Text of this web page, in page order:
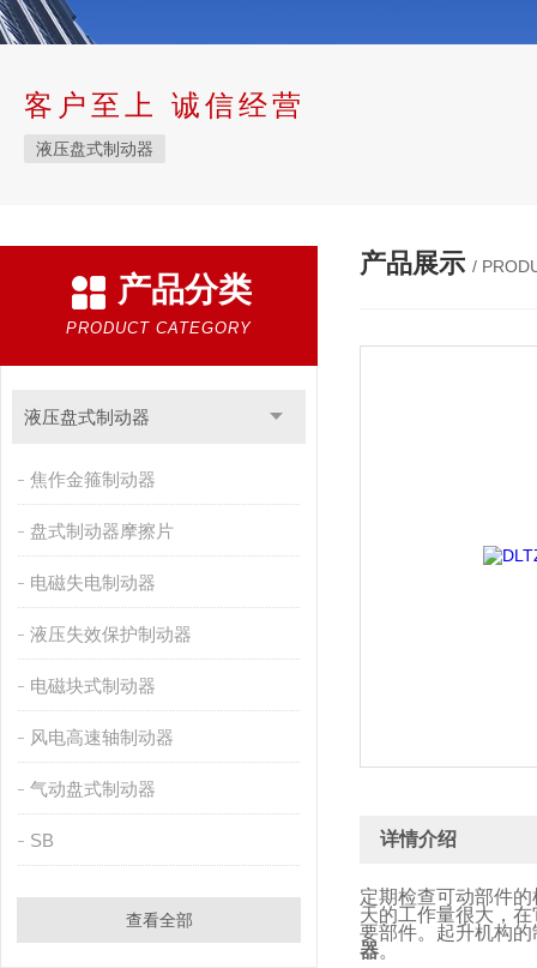
客户至上 诚信经营
液压盘式制动器
产品分类
PRODUCT CATEGORY
液压盘式制动器
焦作金箍制动器
盘式制动器摩擦片
电磁失电制动器
液压失效保护制动器
电磁块式制动器
风电高速轴制动器
气动盘式制动器
SB
查看全部
产品展示 /
详情介绍
定期检查可动部件
天的工作量很大，
要部件。起升机构
器。